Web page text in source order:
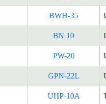
BWH-35
BN 10
PW-20
GPN-22L
UHP-10A